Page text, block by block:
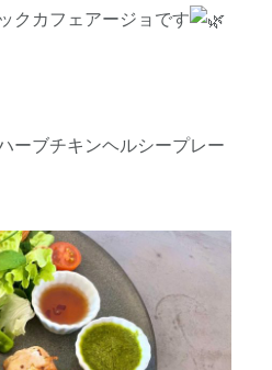
クカフェアージョです
ーブチキンヘルシープレー